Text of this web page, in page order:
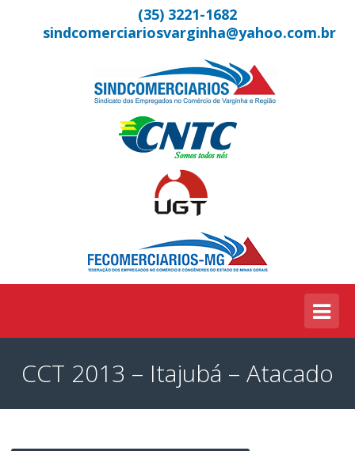
(35) 3221-1682
sindcomerciariosvarginha@yahoo.com.br
CCT 2013 – Itajubá – Atacado